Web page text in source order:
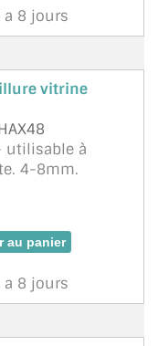
8 jours
vitrine
utilisable à
4-8mm.
8 jours